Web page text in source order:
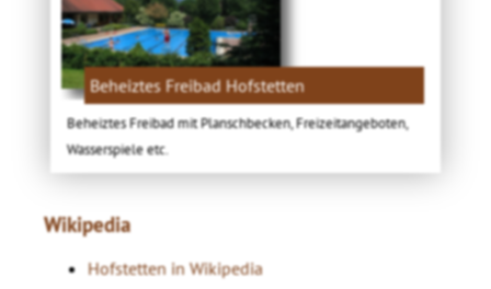
Beheiztes Freibad Hofstetten
Beheiztes Freibad mit Planschbecken, Freizeitangeboten,
Wasserspiele etc.
Wikipedia
Hofstetten in Wikipedia